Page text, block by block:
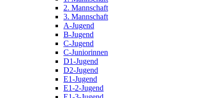
2. Mannschaft
3. Mannschaft
A-Jugend
B-Jugend
C-Jugend
C-Juniorinnen
D1-Jugend
D2-Jugend
E1-Jugend
E1-2-Jugend